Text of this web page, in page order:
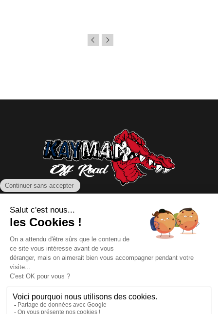
NOUS CONTACTER
INFORMATIONS
NOS PARTENAIRES
HORAIRES D'OUVERTURE